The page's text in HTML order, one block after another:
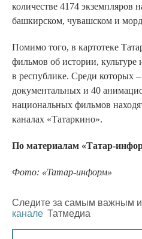
количестве 4174 экземпляров
башкирском, чувашском и
Помимо того, в картотеке
фильмов об истории, культуре
в республике. Среди которых
документальных и 40
национальных фильмов
каналах «Татаркино».
По материалам «Татар-
Фото: «Татар-информ»
Следите за самым важным
канале Татмедиа